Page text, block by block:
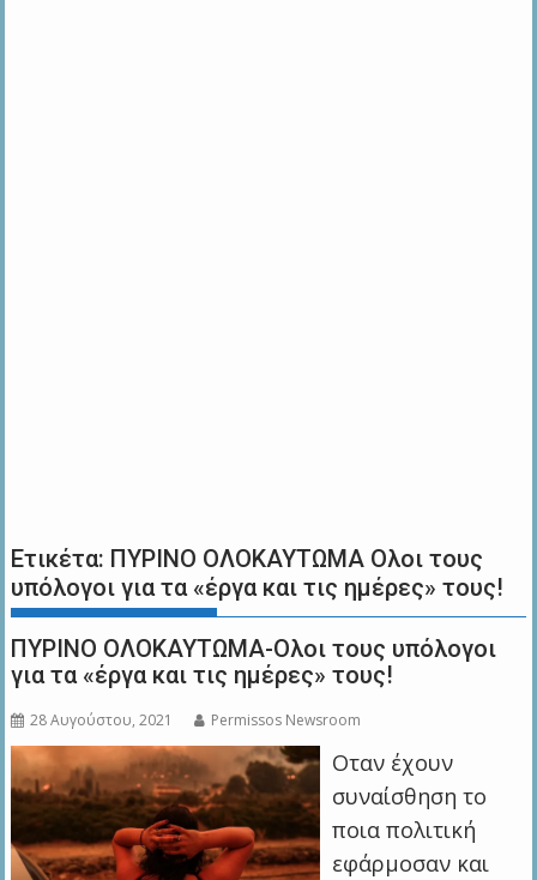
Ετικέτα: ΠΥΡΙΝΟ ΟΛΟΚΑΥΤΩΜΑ Ολοι τους
υπόλογοι για τα «έργα και τις ημέρες» τους!
ΠΥΡΙΝΟ ΟΛΟΚΑΥΤΩΜΑ-Ολοι τους υπόλογοι
για τα «έργα και τις ημέρες» τους!
28 Αυγούστου, 2021 Permissos Newsroom
Οταν έχουν
συναίσθηση το
ποια πολιτική
εφάρμοσαν και